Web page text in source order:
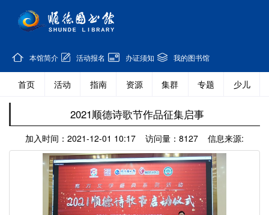
本馆简介 活动报名 办证须知 我的图书馆
首页 活动 指南 资源 集群 专题 少儿
2021顺德诗歌节作品征集启事
加入时间：2021-12-01 10:17 访问量：8127 信息来源: